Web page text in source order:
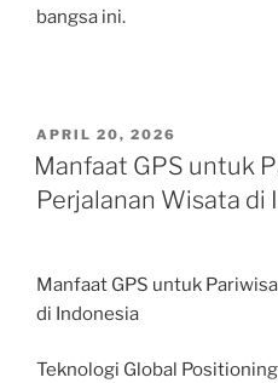
bangsa ini.
POSTED
ON
APRIL 20, 2026
Manfaat GPS untuk
Perjalanan Wisata di
Manfaat GPS untuk
di Indonesia
Teknologi Global